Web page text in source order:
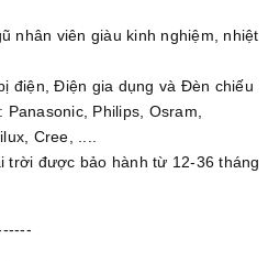
nhân viên giàu kinh nghiệm, nhiệt
điện, Điện gia dụng và Đèn chiếu
Philips, Osram,
Cree, ....
trời được bảo hành từ 12-36 tháng